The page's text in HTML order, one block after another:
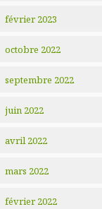
février 2023
octobre 2022
septembre 2022
juin 2022
avril 2022
mars 2022
février 2022